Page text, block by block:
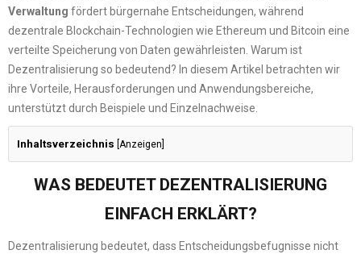
Verwaltung fördert bürgernahe Entscheidungen, während
dezentrale Blockchain-Technologien wie Ethereum und Bitcoin eine
verteilte Speicherung von Daten gewährleisten. Warum ist
Dezentralisierung so bedeutend? In diesem Artikel betrachten wir
ihre Vorteile, Herausforderungen und Anwendungsbereiche,
unterstützt durch Beispiele und Einzelnachweise.
Inhaltsverzeichnis Anzeigen
WAS BEDEUTET DEZENTRALISIERUNG
EINFACH ERKLÄRT?
Dezentralisierung bedeutet, dass Entscheidungsbefugnisse nicht